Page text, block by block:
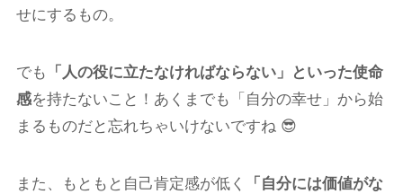
せにするもの。
でも
「人の役に立たなければならない」といった使命
感を持たないこと！あくまでも「自分の幸せ」から始
まるものだと忘れちゃいけないですね 😎
また、もともと自己肯定感が低く
「自分には価値がな